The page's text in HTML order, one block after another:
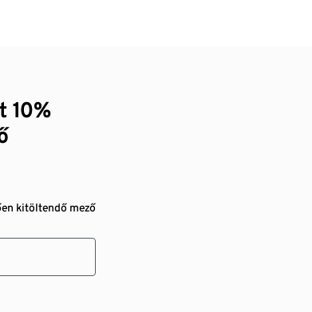
10%
kitöltendő mező